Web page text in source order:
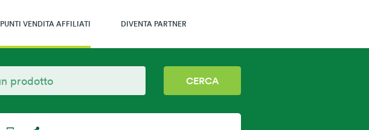
PUNTI VENDITA AFFILIATI DIVENTA PARTNER
CERCA